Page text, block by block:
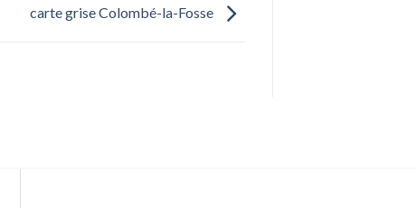
carte grise Colombé-la-Fosse